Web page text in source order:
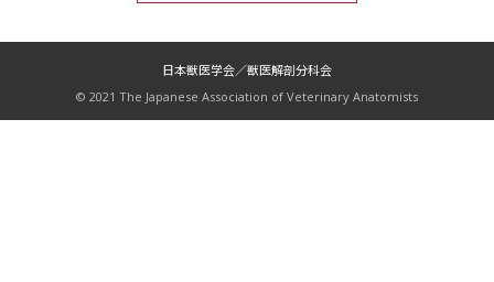
日本獣医学会／獣医解剖分科会
© 2021 The Japanese Association of Veterinary Anatomists